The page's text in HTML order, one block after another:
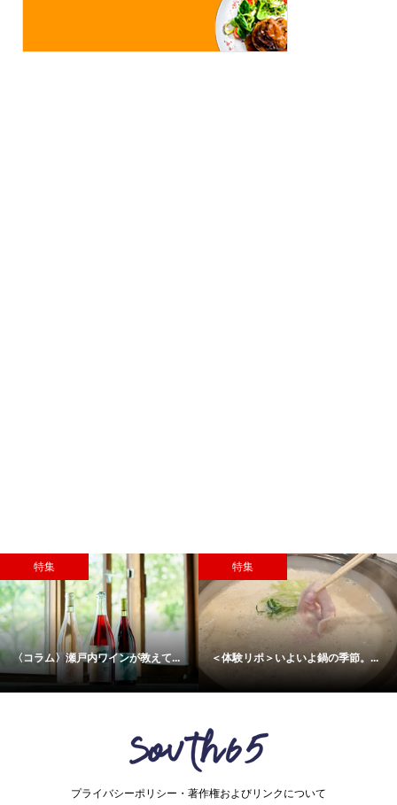
特集
〈コラム〉瀬戸内ワインが教えて...
特集
＜体験リポ＞いよいよ鍋の季節。...
プライバシーポリシー・著作権およびリンクについて